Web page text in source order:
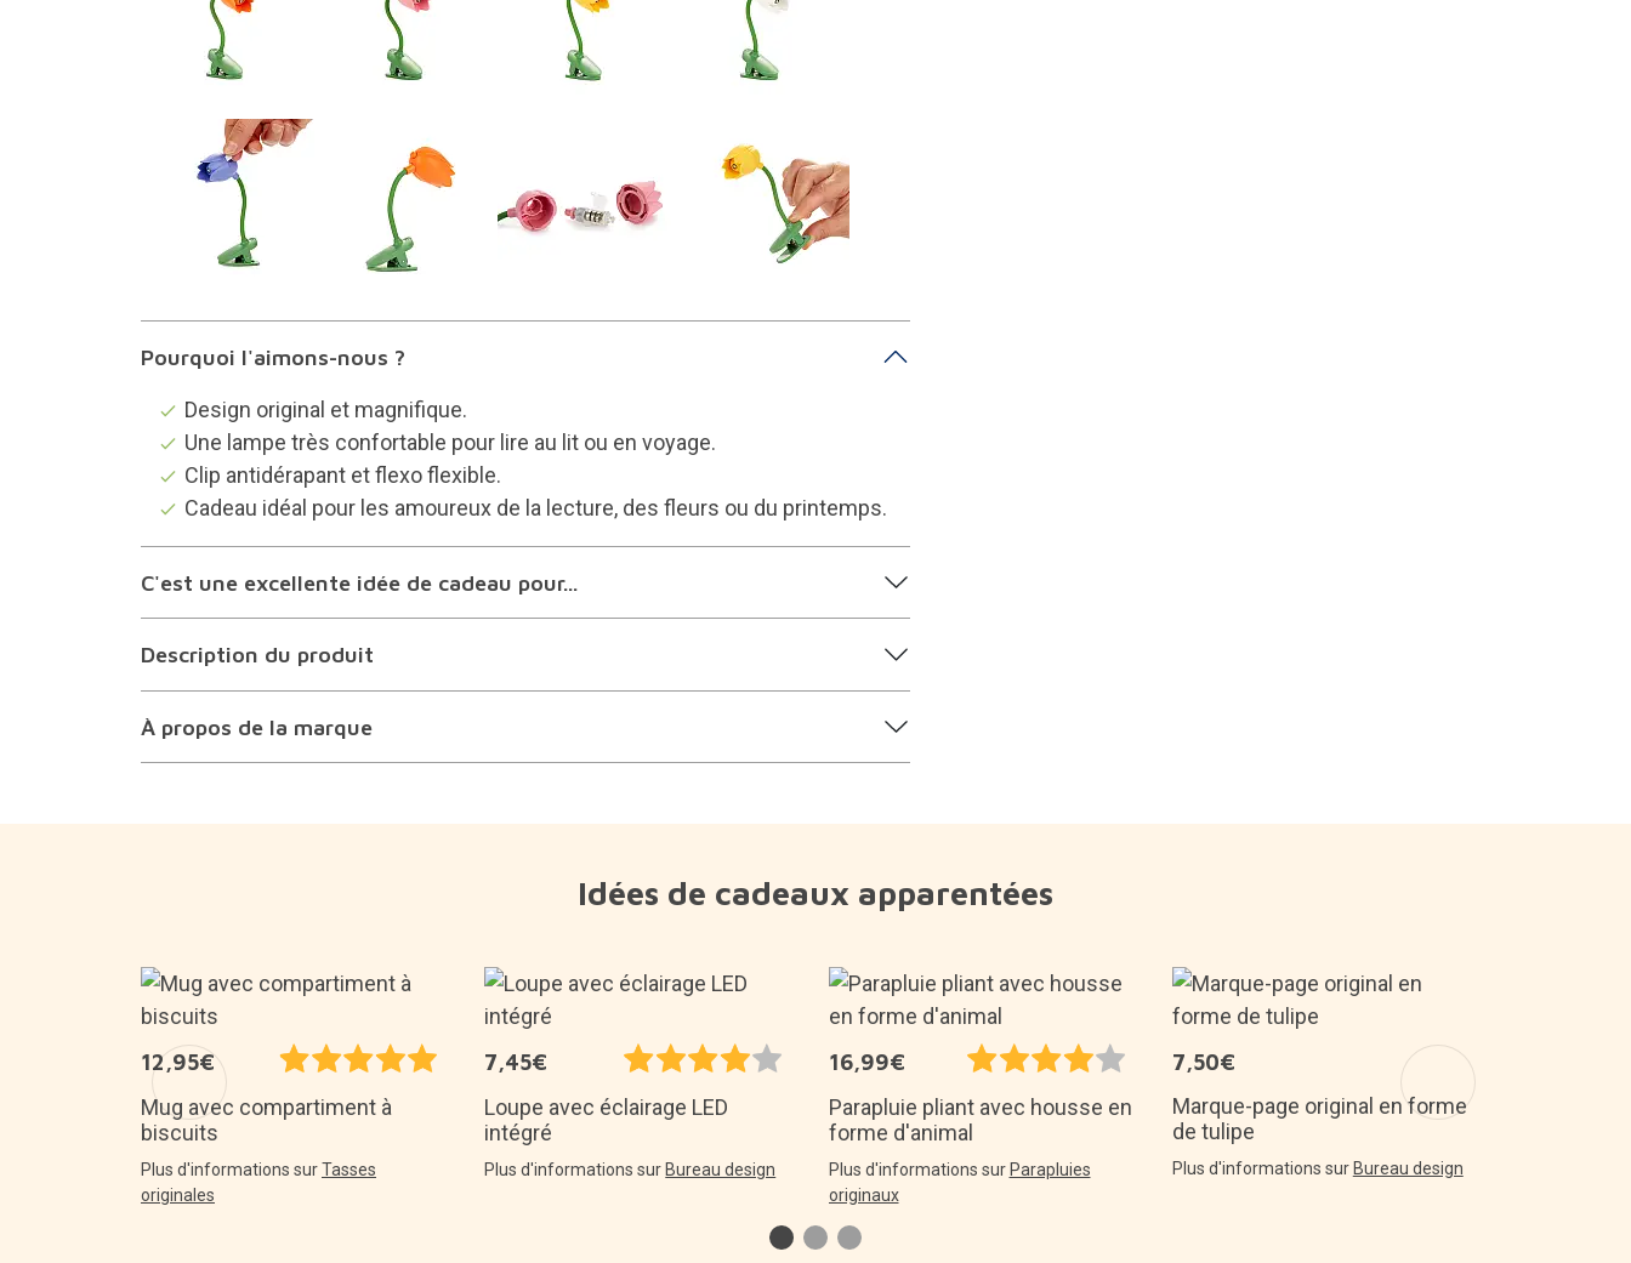
Pourquoi l'aimons-nous ?
Design original et magnifique.
Une lampe très confortable pour lire au lit ou en voyage.
Clip antidérapant et flexo flexible.
Cadeau idéal pour les amoureux de la lecture, des fleurs ou du printemps.
C'est une excellente idée de cadeau pour...
Description du produit
À propos de la marque
Idées de cadeaux apparentées
12,95€
Mug avec compartiment à
biscuits
Plus d'informations surTasses
originales
7,45€
Loupe avec éclairage LED
intégré
Plus d'informations sur Bureau design
16,99€
Parapluie pliant avec housse en
forme d'animal
Plus d'informations sur Parapluies
originaux
7,50€
Marque-page original en forme
de tulipe
Plus d'informations sur Bureau design